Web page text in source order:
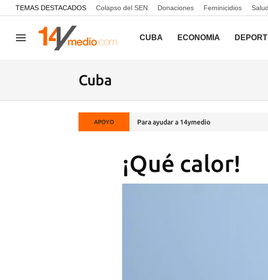
common.go-to-content
TEMAS DESTACADOS Colapso del SEN Donaciones Feminicidios Salud
Navegación CUBA ECONOMÍA
Cuba
APOYO Para ayudar a 14ymedio
¡Qué calor!